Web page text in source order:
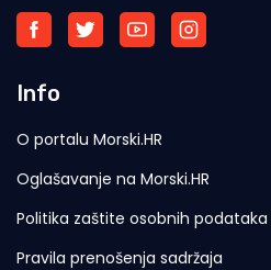
Info
O portalu Morski.HR
Oglašavanje na Morski.HR
Politika zaštite osobnih podataka
Pravila prenošenja sadržaja